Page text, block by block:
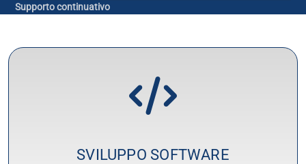
Supporto continuativo
SVILUPPO SOFTWARE